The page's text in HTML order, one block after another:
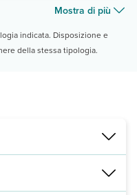
Mostra di più
indicata. Disposizione e
della stessa tipologia.
dall’attracco dei traghetti e